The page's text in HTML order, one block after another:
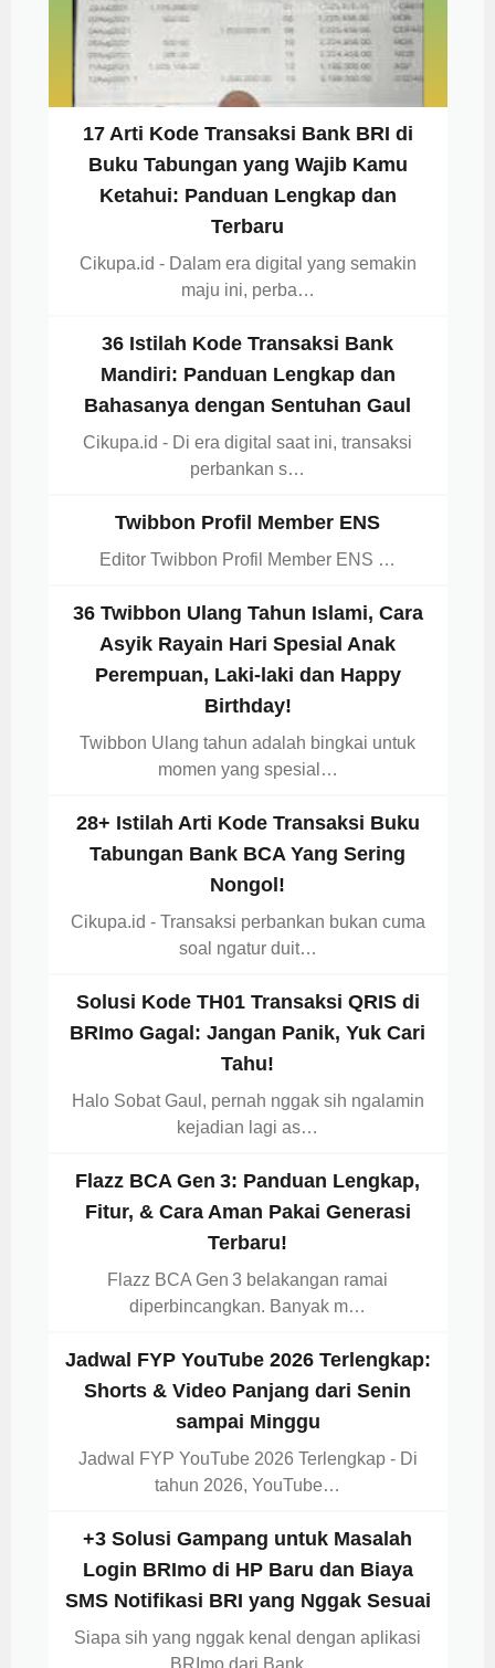
17 Arti Kode Transaksi Bank BRI di
Buku Tabungan yang Wajib Kamu
Ketahui: Panduan Lengkap dan
Terbaru
Cikupa.id - Dalam era digital yang semakin
maju ini, perba…
36 Istilah Kode Transaksi Bank
Mandiri: Panduan Lengkap dan
Bahasanya dengan Sentuhan Gaul
Cikupa.id - Di era digital saat ini, transaksi
perbankan s…
Twibbon Profil Member ENS
Editor Twibbon Profil Member ENS …
36 Twibbon Ulang Tahun Islami, Cara
Asyik Rayain Hari Spesial Anak
Perempuan, Laki-laki dan Happy
Birthday!
Twibbon Ulang tahun adalah bingkai untuk
momen yang spesial…
28+ Istilah Arti Kode Transaksi Buku
Tabungan Bank BCA Yang Sering
Nongol!
Cikupa.id - Transaksi perbankan bukan cuma
soal ngatur duit…
Solusi Kode TH01 Transaksi QRIS di
BRImo Gagal: Jangan Panik, Yuk Cari
Tahu!
Halo Sobat Gaul, pernah nggak sih ngalamin
kejadian lagi as…
Flazz BCA Gen 3: Panduan Lengkap,
Fitur, & Cara Aman Pakai Generasi
Terbaru!
Flazz BCA Gen 3 belakangan ramai
diperbincangkan. Banyak m…
Jadwal FYP YouTube 2026 Terlengkap:
Shorts & Video Panjang dari Senin
sampai Minggu
Jadwal FYP YouTube 2026 Terlengkap - Di
tahun 2026, YouTube…
+3 Solusi Gampang untuk Masalah
Login BRImo di HP Baru dan Biaya
SMS Notifikasi BRI yang Nggak Sesuai
Siapa sih yang nggak kenal dengan aplikasi
BRImo dari Bank …